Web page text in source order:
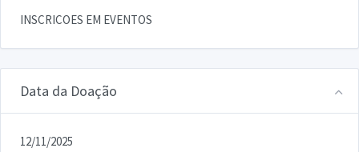
INSCRICOES EM EVENTOS
Data da Doação
12/11/2025